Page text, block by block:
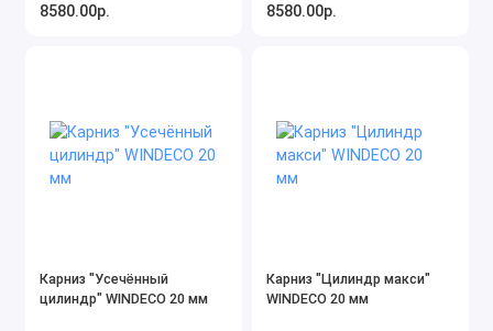
8580.00р. 8580.00р.
Карниз "Усечённый
цилиндр" WINDECO 20 мм
Карниз "Цилиндр макси"
WINDECO 20 мм